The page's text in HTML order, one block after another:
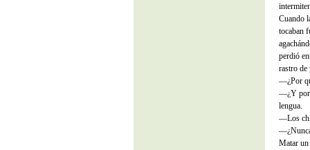
Cuando
tocaban
perdió
rastro de
—¿Por
—¿Y por
lengua.
—Los
—¿Nunca
Matar un